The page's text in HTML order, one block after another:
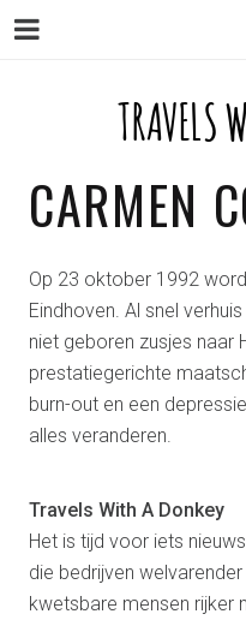
TRAVELS
CARMEN
Op 23 oktober 1992
Eindhoven. Al snel
niet geboren zusjes naar
prestatiegerichte
burn-out en een
alles veranderen.
Travels With A Donkey
Het is tijd voor iets
die bedrijven
kwetsbare mensen rijker
TRAVELS